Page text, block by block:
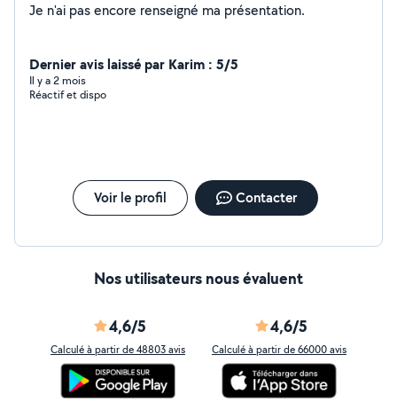
Je n'ai pas encore renseigné ma présentation.
Dernier avis laissé par Karim : 5/5
Il y a 2 mois
Réactif et dispo
Voir le profil Contacter
Nos utilisateurs nous évaluent
4,6/5
Calculé à partir de 48803 avis
4,6/5
Calculé à partir de 66000 avis